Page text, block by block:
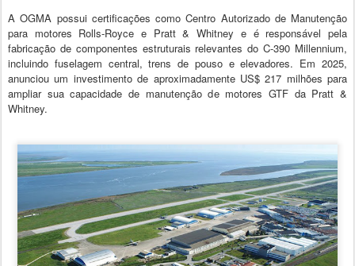
A OGMA possui certificações como Centro Autorizado de Manutenção
para motores Rolls-Royce e Pratt & Whitney e é responsável pela
fabricação de componentes estruturais relevantes do C-390 Millennium,
incluindo fuselagem central, trens de pouso e elevadores. Em 2025,
anunciou um investimento de aproximadamente US$ 217 milhões para
ampliar sua capacidade de manutenção de motores GTF da Pratt &
Whitney.